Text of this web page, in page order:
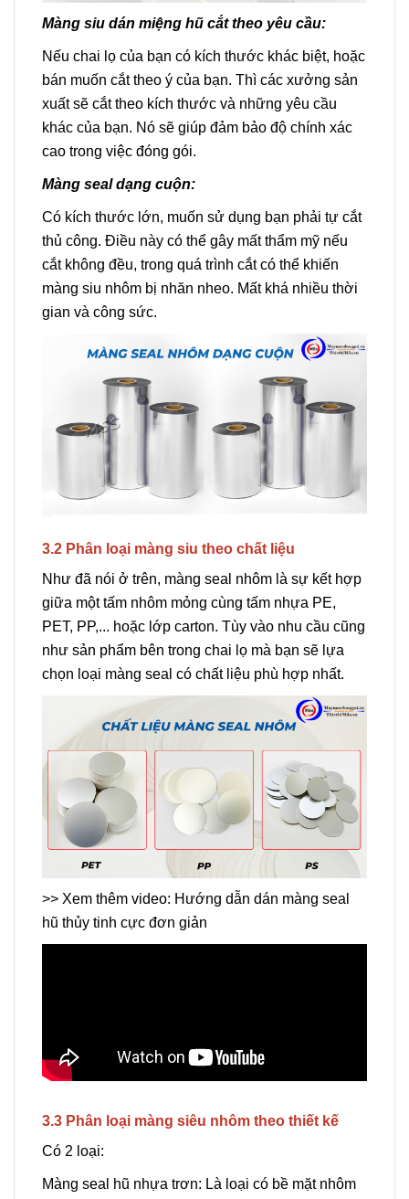
Màng siu dán miệng hũ cắt theo yêu cầu:
Nếu chai lọ của bạn có kích thước khác biệt, hoặc
bán muốn cắt theo ý của bạn. Thì các xưởng sản
xuất sẽ cắt theo kích thước và những yêu cầu
khác của bạn. Nó sẽ giúp đảm bảo độ chính xác
cao trong việc đóng gói.
Màng seal dạng cuộn:
Có kích thước lớn, muốn sử dụng bạn phải tự cắt
thủ công. Điều này có thể gây mất thẩm mỹ nếu
cắt không đều, trong quá trình cắt có thể khiến
màng siu nhôm bị nhăn nheo. Mất khá nhiều thời
gian và công sức.
3.2 Phân loại màng siu theo chất liệu
Như đã nói ở trên, màng seal nhôm là sự kết hợp
giữa một tấm nhôm mỏng cùng tấm nhựa PE,
PET, PP,... hoặc lớp carton. Tùy vào nhu cầu cũng
như sản phẩm bên trong chai lọ mà bạn sẽ lựa
chọn loại màng seal có chất liệu phù hợp nhất.
>> Xem thêm video: Hướng dẫn dán màng seal
hũ thủy tinh cực đơn giản
3.3 Phân loại màng siêu nhôm theo thiết kế
Có 2 loại:
Màng seal hũ nhựa trơn: Là loại có bề mặt nhôm